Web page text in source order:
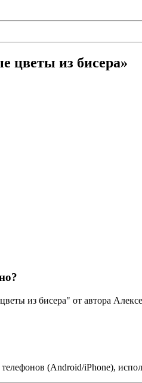
цветы из бисера»
из бисера" от автора
(Android/iPhone),